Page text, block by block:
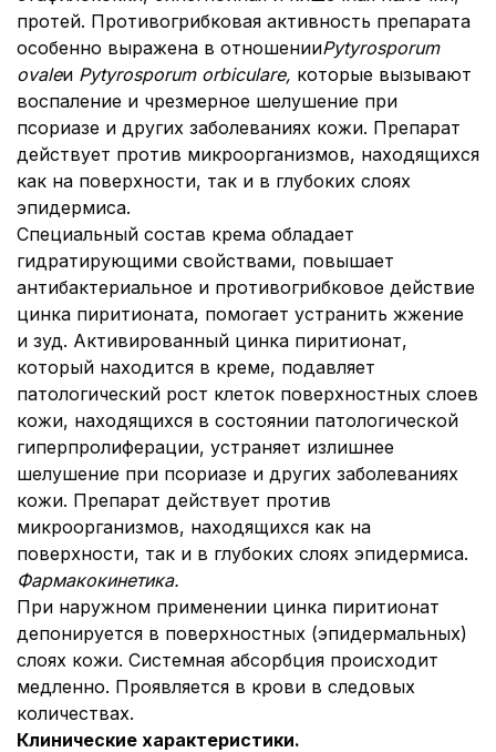
протей. Противогрибковая активность препарата
особенно выражена в отношенииPytyrosporum
ovaleи Pytyrosporum orbiculare, которые вызывают
воспаление и чрезмерное шелушение при
псориазе и других заболеваниях кожи. Препарат
действует против микроорганизмов, находящихся
как на поверхности, так и в глубоких слоях
эпидермиса.
Специальный состав крема обладает
гидратирующими свойствами, повышает
антибактериальное и противогрибковое действие
цинка пиритионата, помогает устранить жжение
и зуд. Активированный цинка пиритионат,
который находится в креме, подавляет
патологический рост клеток поверхностных слоев
кожи, находящихся в состоянии патологической
гиперпролиферации, устраняет излишнее
шелушение при псориазе и других заболеваниях
кожи. Препарат действует против
микроорганизмов, находящихся как на
поверхности, так и в глубоких слоях эпидермиса.
Фармакокинетика.
При наружном применении цинка пиритионат
депонируется в поверхностных (эпидермальных)
слоях кожи. Системная абсорбция происходит
медленно. Проявляется в крови в следовых
количествах.
Клинические характеристики.